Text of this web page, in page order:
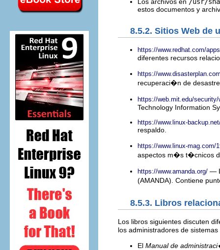
estos documentos y
8.5.2. Sitios Web de
https://www.redhat.com/
diferentes recursos
https://
recuperaci�n de
https://web.mit.edu/
Technology Information
https://www.linux-
respaldo.
https://www.linux-mag.com/
aspectos m�s t�cnicos
https://www.amanda.org/ —
(AMANDA). Contiene
8.5.3. Libros
Los libros siguientes discuten
los administradores de
El Manual de